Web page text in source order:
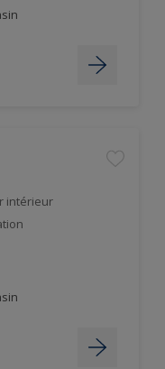
intérieur